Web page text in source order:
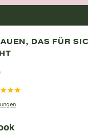
DAS FÜR